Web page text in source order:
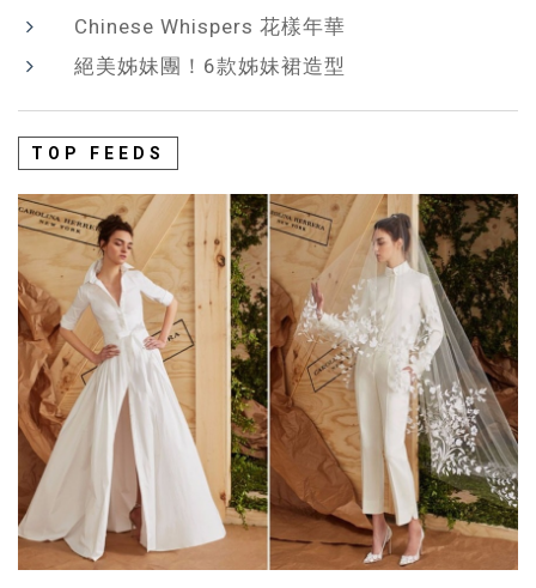
Chinese Whispers 花樣年華
絕美姊妹團！6款姊妹裙造型
TOP FEEDS